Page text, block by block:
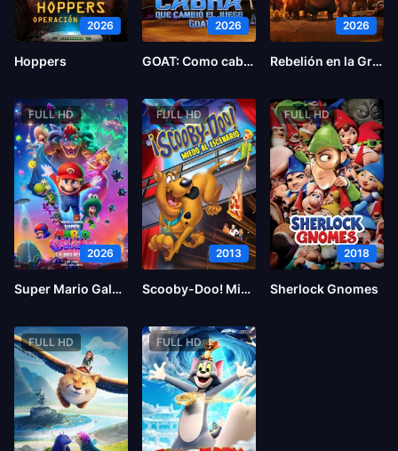
2026
Hoppers
2026
GOAT: Como cabras
2026
Rebelión en la Granja
FULL HD
2026
Super Mario Galaxy la película
FULL HD
2013
Scooby-Doo! Miedo al escenario
FULL HD
2018
Sherlock Gnomes
FULL HD FULL HD